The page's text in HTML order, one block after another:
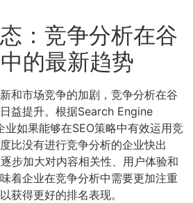
：竞争分析在谷
的最新趋势
和市场竞争的加剧，竞争分析在谷
益提升。根据Search Engine
如果能够在SEO策略中有效运用竞
比没有进行竞争分析的企业快出
步加大对内容相关性、用户体验和
着企业在竞争分析中需要更加注重
获得更好的排名表现。